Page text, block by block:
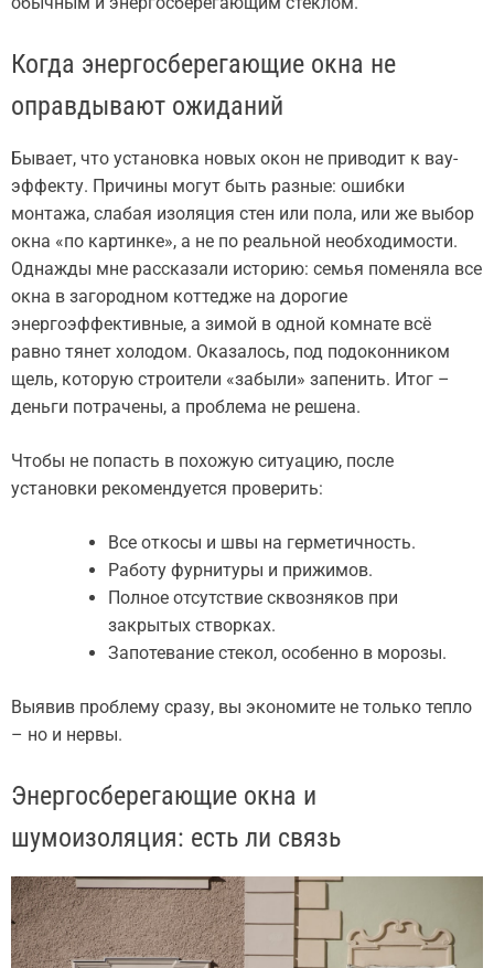
Когда энергосберегающие окна не
оправдывают ожиданий
Бывает, что установка новых окон не приводит к вау-
эффекту. Причины могут быть разные: ошибки
монтажа, слабая изоляция стен или пола, или же выбор
окна «по картинке», а не по реальной необходимости.
Однажды мне рассказали историю: семья поменяла все
окна в загородном коттедже на дорогие
энергоэффективные, а зимой в одной комнате всё
равно тянет холодом. Оказалось, под подоконником
щель, которую строители «забыли» запенить. Итог –
деньги потрачены, а проблема не решена.
Чтобы не попасть в похожую ситуацию, после
установки рекомендуется проверить:
Все откосы и швы на герметичность.
Работу фурнитуры и прижимов.
Полное отсутствие сквозняков при
закрытых створках.
Запотевание стекол, особенно в морозы.
Выявив проблему сразу, вы экономите не только тепло
– но и нервы.
Энергосберегающие окна и
шумоизоляция: есть ли связь